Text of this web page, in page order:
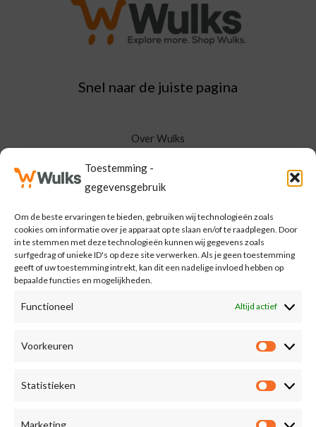
Toestemming -
gegevensgebruik
Om de beste ervaringen te bieden, gebruiken wij technologieën zoals
cookies om informatie over je apparaat op te slaan en/of te raadplegen. Door
in te stemmen met deze technologieën kunnen wij gegevens zoals
surfgedrag of unieke ID's op deze site verwerken. Als je geen toestemming
geeft of uw toestemming intrekt, kan dit een nadelige invloed hebben op
bepaalde functies en mogelijkheden.
Functioneel Altijd actief
Voorkeuren
Statistieken
Marketing
Snel naar de juiste pagina
Over Wulks
Merken
Categorieën
Neem Contact Op
Mijn Wulks
Meld je aan voor de Wulks nieuwsbrief